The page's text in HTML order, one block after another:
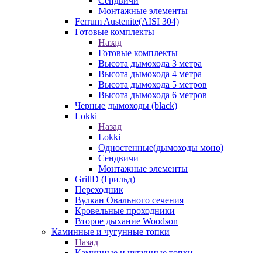
Монтажные элементы
Ferrum Austenite(AISI 304)
Готовые комплекты
Назад
Готовые комплекты
Высота дымохода 3 метра
Высота дымохода 4 метра
Высота дымохода 5 метров
Высота дымохода 6 метров
Черные дымоходы (black)
Lokki
Назад
Lokki
Одностенные(дымоходы моно)
Сендвичи
Монтажные элементы
GrillD (Грильд)
Переходник
Вулкан Овального сечения
Кровельные проходники
Второе дыхание Woodson
Каминные и чугунные топки
Назад